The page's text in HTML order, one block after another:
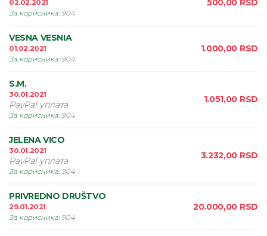
02.02.2021
За корисника: 904
500,00 RSD
VESNA VESNIA
01.02.2021
За корисника: 904
1.000,00 RSD
S.M.
30.01.2021
PayPal уплата
За корисника: 904
1.051,00 RSD
JELENA VICO
30.01.2021
PayPal уплата
За корисника: 904
3.232,00 RSD
PRIVREDNO DRUŠTVO
29.01.2021
За корисника: 904
20.000,00 RSD